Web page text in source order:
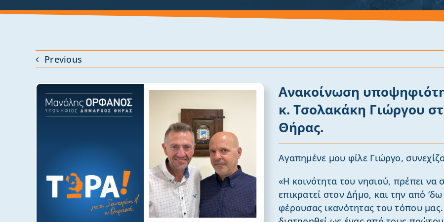
Previous
Ανακοίνωση
κ. Τσολακάκη Γιώργου
Θήρας.
Αγαπημένε μου φίλε Γιώργο,
«Η κοινότητα του νησιού, πρέπει
επικρατεί στον Δήμο, και την από
φέρουσας ικανότητας του τόπου